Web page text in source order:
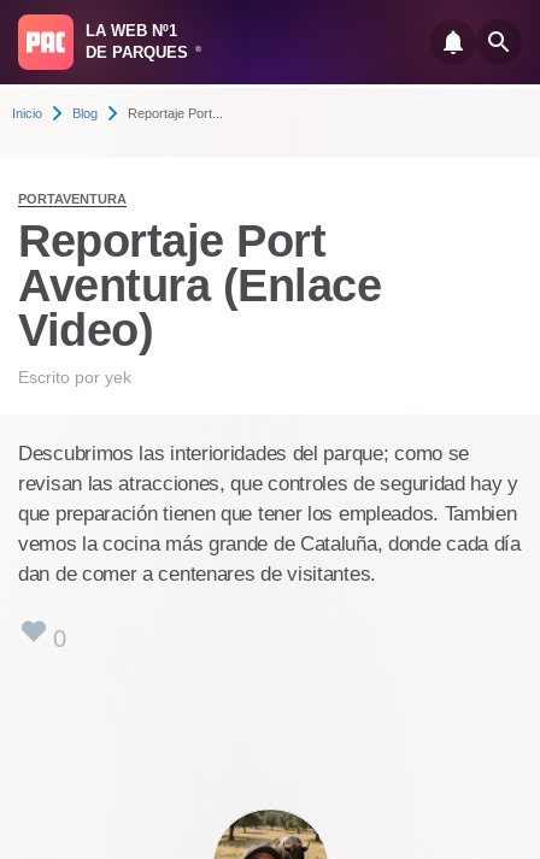
LA WEB Nº1
DE PARQUES
®
Inicio Blog Reportaje Port...
PORTAVENTURA
Reportaje Port
Aventura (Enlace
Video)
Escrito por yek
Descubrimos las interioridades del parque; como se
revisan las atracciones, que controles de seguridad hay y
que preparación tienen que tener los empleados. Tambien
vemos la cocina más grande de Cataluña, donde cada día
dan de comer a centenares de visitantes.
0